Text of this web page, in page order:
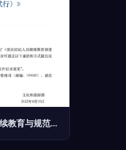
文旅领域或将进一步加强文化经纪人继续教育与规范服务标准